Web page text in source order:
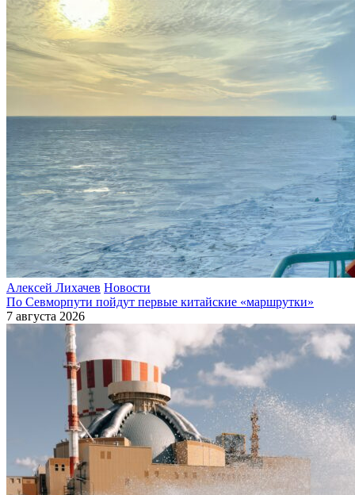
Алексей Лихачев Новости
По Севморпути пойдут первые китайские «маршрутки»
7 августа 2026